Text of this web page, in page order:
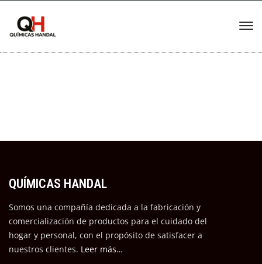
QUÍMICAS HANDAL
Somos una compañía dedicada a la fabricación y
comercialización de productos para el cuidado del
hogar y personal, con el propósito de satisfacer a
nuestros clientes. Leer más…